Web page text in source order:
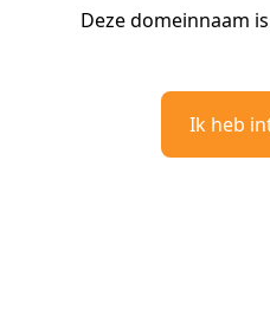
Deze domeinnaam
Ik heb